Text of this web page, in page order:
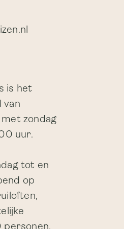
is het
van
zondag
uur.
tot en
op
personen.